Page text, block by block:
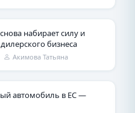
набирает силу и
бизнеса
Акимова Татьяна
автомобиль в ЕС —